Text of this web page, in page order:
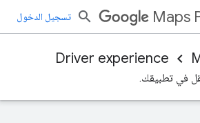
Maps تسجيل الدخول
Driver experience
في تطبيقك.